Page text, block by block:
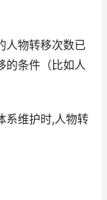
人物转移次数已
的条件（比如人
系维护时,人物转